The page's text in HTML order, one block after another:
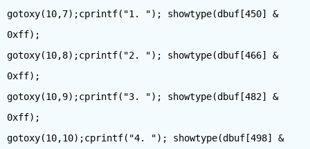
gotoxy(10,7);cprintf("1. "); showtype(dbuf[450] &
0xff);
gotoxy(10,8);cprintf("2. "); showtype(dbuf[466] &
0xff);
gotoxy(10,9);cprintf("3. "); showtype(dbuf[482] &
0xff);
gotoxy(10,10);cprintf("4. "); showtype(dbuf[498] &